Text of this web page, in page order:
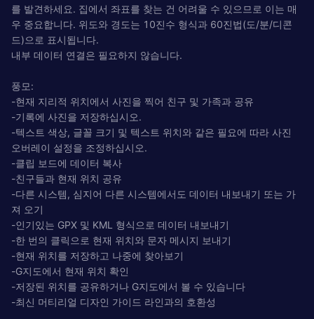
를 발견하세요. 집에서 좌표를 찾는 건 어려울 수 있으므로 이는 매
우 중요합니다. 위도와 경도는 10진수 형식과 60진법(도/분/디콘
드)으로 표시됩니다.
내부 데이터 연결은 필요하지 않습니다.
풍모:
-현재 지리적 위치에서 사진을 찍어 친구 및 가족과 공유
-기록에 사진을 저장하십시오.
-텍스트 색상, 글꼴 크기 및 텍스트 위치와 같은 필요에 따라 사진
오버레이 설정을 조정하십시오.
-클립 보드에 데이터 복사
-친구들과 현재 위치 공유
-다른 시스템, 심지어 다른 시스템에서도 데이터 내보내기 또는 가
져 오기
-인기있는 GPX 및 KML 형식으로 데이터 내보내기
-한 번의 클릭으로 현재 위치와 문자 메시지 보내기
-현재 위치를 저장하고 나중에 찾아보기
-G지도에서 현재 위치 확인
-저장된 위치를 공유하거나 G지도에서 볼 수 있습니다
-최신 머티리얼 디자인 가이드 라인과의 호환성